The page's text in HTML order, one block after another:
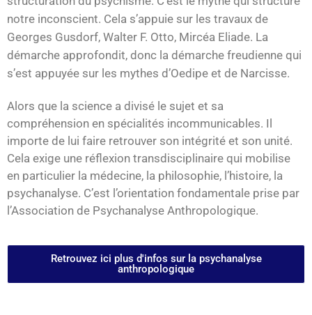
notre inconscient. Cela s’appuie sur les travaux de
Georges Gusdorf, Walter F. Otto, Mircéa Eliade. La
démarche approfondit, donc la démarche freudienne qui
s’est appuyée sur les mythes d’Oedipe et de Narcisse.
Alors que la science a divisé le sujet et sa
compréhension en spécialités incommunicables. Il
importe de lui faire retrouver son intégrité et son unité.
Cela exige une réflexion transdisciplinaire qui mobilise
en particulier la médecine, la philosophie, l’histoire, la
psychanalyse. C’est l’orientation fondamentale prise par
l’Association de Psychanalyse Anthropologique.
Retrouvez ici plus d'infos sur la psychanalyse
anthropologique